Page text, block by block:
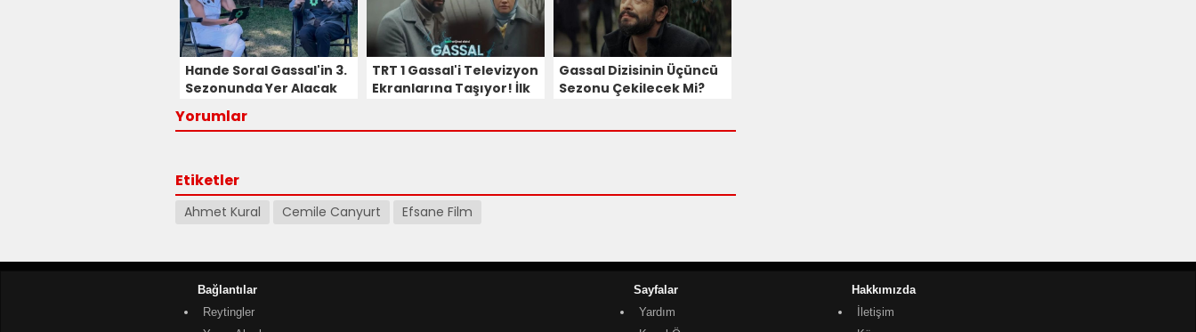
Hande Soral Gassal'in 3.
Sezonunda Yer Alacak
Paylaşım!
TRT 1 Gassal'i Televizyon
Ekranlarına Taşıyor! İlk
Gassal Dizisinin Üçüncü
Sezonu Çekilecek Mi?
Yorumlar
Etiketler
Ahmet Kural Cemile Canyurt Efsane Film
Bağlantılar
Reytingler
Sayfalar
Yardım
Hakkımızda
İletişim